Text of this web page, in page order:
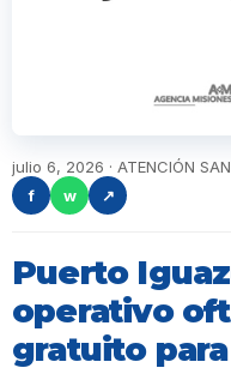
julio 6, 2026 · ATENCIÓN
f
w ↗
Puerto
operativo
gratuito